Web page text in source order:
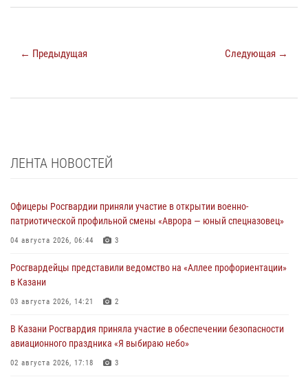
← Предыдущая Следующая →
ЛЕНТА НОВОСТЕЙ
Офицеры Росгвардии приняли участие в открытии военно-
патриотической профильной смены «Аврора — юный спецназовец»
04 августа 2026, 06:44 3
Росгвардейцы представили ведомство на «Аллее профориентации»
в Казани
03 августа 2026, 14:21 2
В Казани Росгвардия приняла участие в обеспечении безопасности
авиационного праздника «Я выбираю небо»
02 августа 2026, 17:18 3